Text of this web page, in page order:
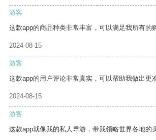
游客
这款app的商品种类非常丰富，可以满足我所有的
2024-08-15
游客
这款app的用户评论非常真实，可以帮助我做出更
2024-08-15
游客
这款app就像我的私人导游，带我领略世界各地的